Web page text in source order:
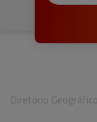
Diretório Geográfico